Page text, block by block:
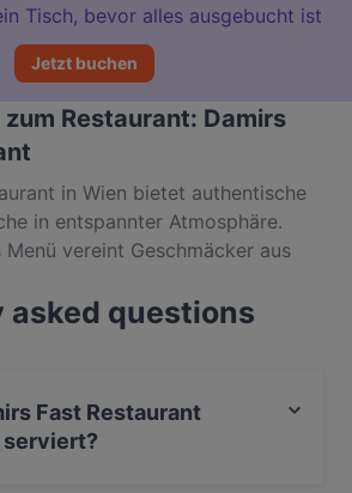
Tisch, bevor alles ausgebucht ist
Jetzt buchen
Restaurant: Damirs
in Wien bietet authentische
in entspannter Atmosphäre.
vereint Geschmäcker aus
europäischen Gerichten. Das
serviert frisch zubereitete
Genießen Sie großzügige
Optionen und unseren
asked questions
Fast Restaurant